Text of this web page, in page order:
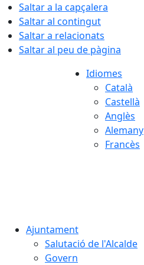
Saltar a la capçalera
Saltar al contingut
Saltar a relacionats
Saltar al peu de pàgina
Idiomes
Català
Castellà
Anglès
Alemany
Francès
Ajuntament
Salutació de l'Alcalde
Govern